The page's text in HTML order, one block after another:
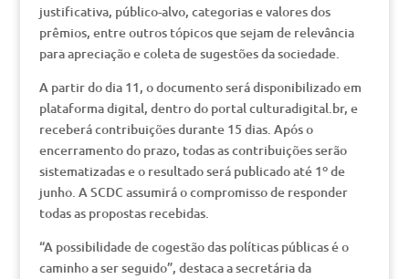
justificativa, público-alvo, categorias e valores dos
prêmios, entre outros tópicos que sejam de relevância
para apreciação e coleta de sugestões da sociedade.
A partir do dia 11, o documento será disponibilizado em
plataforma digital, dentro do portal culturadigital.br, e
receberá contribuições durante 15 dias. Após o
encerramento do prazo, todas as contribuições serão
sistematizadas e o resultado será publicado até 1º de
junho. A SCDC assumirá o compromisso de responder
todas as propostas recebidas.
“A possibilidade de cogestão das políticas públicas é o
caminho a ser seguido”, destaca a secretária da